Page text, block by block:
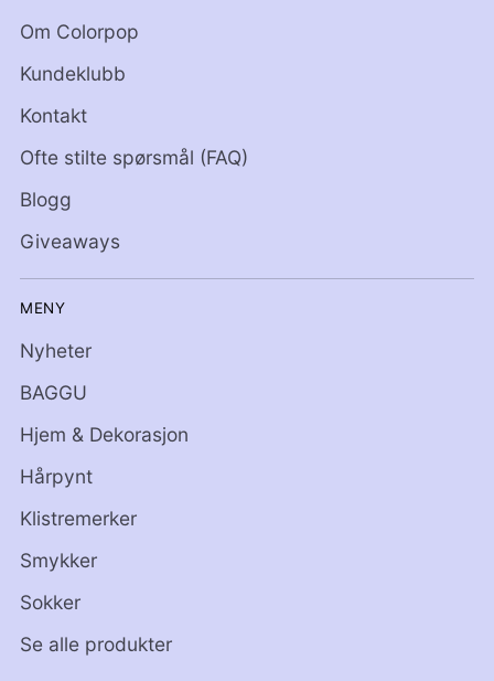
Om Colorpop
Kundeklubb
Kontakt
Ofte stilte spørsmål (FAQ)
Blogg
Giveaways
MENY
Nyheter
BAGGU
Hjem & Dekorasjon
Hårpynt
Klistremerker
Smykker
Sokker
Se alle produkter